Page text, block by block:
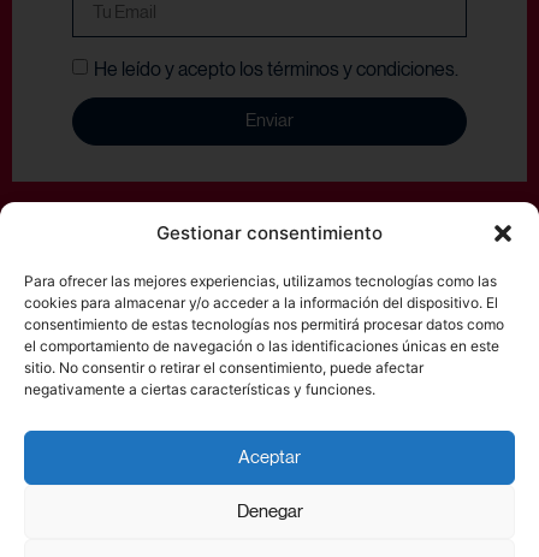
Gestionar consentimiento
Para ofrecer las mejores experiencias, utilizamos tecnologías como las
cookies para almacenar y/o acceder a la información del dispositivo. El
consentimiento de estas tecnologías nos permitirá procesar datos como
el comportamiento de navegación o las identificaciones únicas en este
sitio. No consentir o retirar el consentimiento, puede afectar
negativamente a ciertas características y funciones.
Aceptar
Denegar
He leído y acepto los términos y condiciones.
Enviar
Privacidad–Política de envío y devoluciones